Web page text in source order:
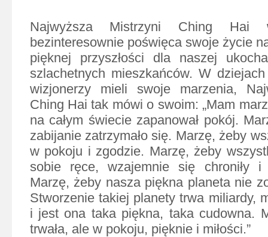
Najwyższa Mistrzyni Ching
bezinteresownie poświęca swoje życie
pięknej przyszłości dla naszej
szlachetnych mieszkańców. W
wizjonerzy mieli swoje marzenia,
Ching Hai tak mówi o swoim: „Mam
na całym świecie zapanował pokój.
zabijanie zatrzymało się. Marzę, żeby
w pokoju i zgodzie. Marzę, żeby
sobie ręce, wzajemnie się chroniły i
Marzę, żeby nasza piękna planeta nie
Stworzenie takiej planety trwa miliardy,
i jest ona taka piękna, taka cudowna.
trwała, ale w pokoju, pięknie i miłości.”